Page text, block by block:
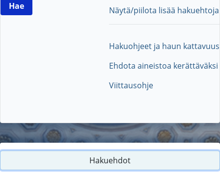
Näytä/piilota lisää hakuehtoja
Hakuohjeet ja haun kattavuus
Ehdota aineistoa kerättäväksi
Viittausohje
Hakuehdot